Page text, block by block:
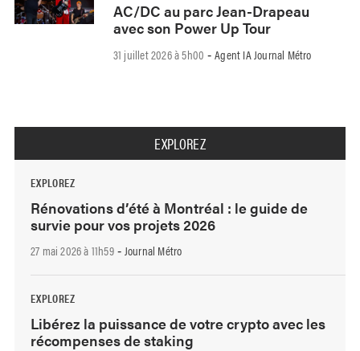
AC/DC au parc Jean-Drapeau
avec son Power Up Tour
31 juillet 2026 à 5h00 -Agent IA Journal Métro
EXPLOREZ
EXPLOREZ
Rénovations d’été à Montréal : le guide de
survie pour vos projets 2026
27 mai 2026 à 11h59- Journal Métro
EXPLOREZ
Libérez la puissance de votre crypto avec les
récompenses de staking